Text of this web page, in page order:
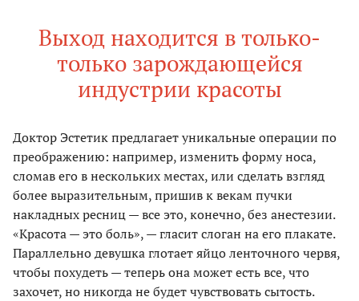
Выход находится в только-
только зарождающейся
индустрии красоты
Доктор Эстетик предлагает уникальные операции по
преображению: например, изменить форму носа,
сломав его в нескольких местах, или сделать взгляд
более выразительным, пришив к векам пучки
накладных ресниц — все это, конечно, без анестезии.
«Красота — это боль», — гласит слоган на его плакате.
Параллельно девушка глотает яйцо ленточного червя,
чтобы похудеть — теперь она может есть все, что
захочет, но никогда не будет чувствовать сытость.